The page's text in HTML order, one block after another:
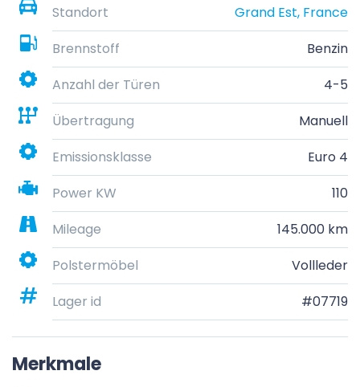
Standort
Grand Est, France
Brennstoff
Benzin
Anzahl der Türen
4-5
Übertragung
Manuell
Emissionsklasse
Euro 4
Power KW
110
Mileage
145.000 km
Polstermöbel
Vollleder
Lager id
#07719
Merkmale